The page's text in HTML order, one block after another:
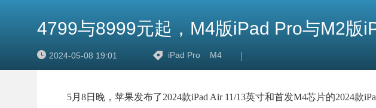
4799与8999元起，M4版iPad Pro与M2版
2024-05-08 19:01 iPad Pro M4
5月8日晚，苹果发布了2024款iPad Air 11/13英寸和首发M4芯片的2024款